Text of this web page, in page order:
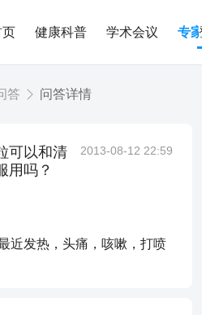
页 健康科普 学术会议 专
答 问答详情
可以和清
用吗？
2013-08-12 22:59
近发热，头痛，咳嗽，打喷